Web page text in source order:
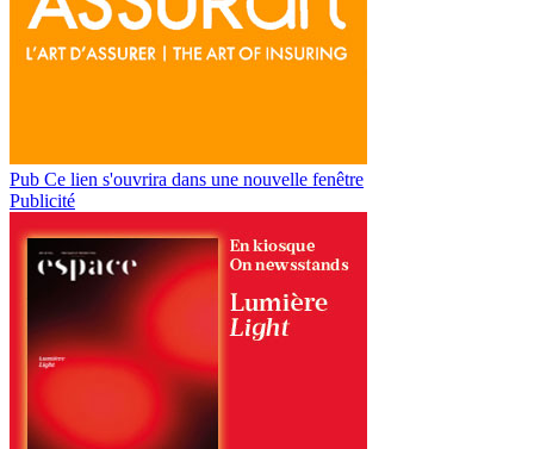
Pub Ce lien s'ouvrira dans une nouvelle fenêtre
Publicité